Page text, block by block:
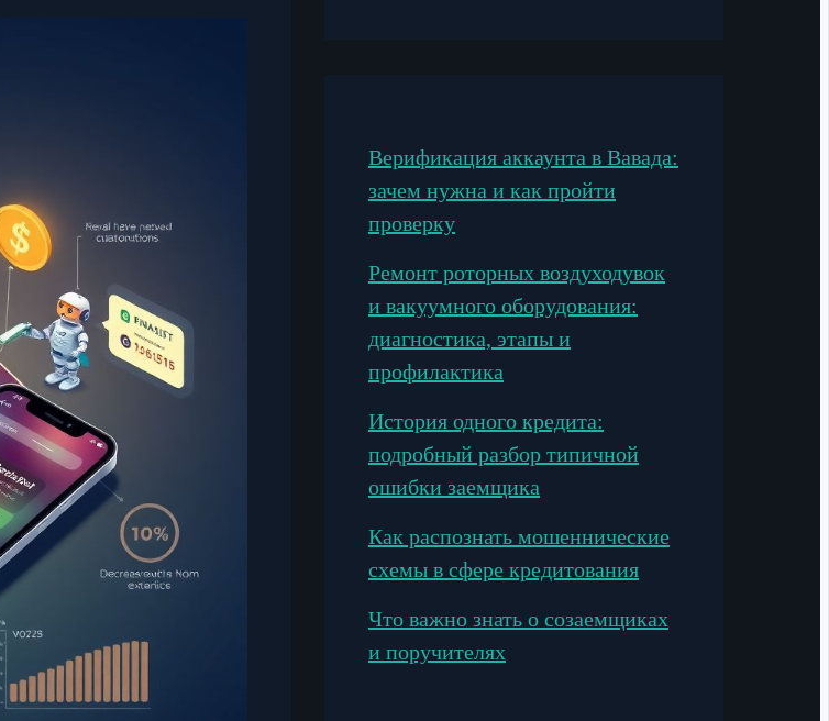
Верификация аккаунта в Вавада:
зачем нужна и как пройти
проверку
Ремонт роторных воздуходувок
и вакуумного оборудования:
диагностика, этапы и
профилактика
История одного кредита:
подробный разбор типичной
ошибки заемщика
Как распознать мошеннические
схемы в сфере кредитования
Что важно знать о созаемщиках
и поручителях